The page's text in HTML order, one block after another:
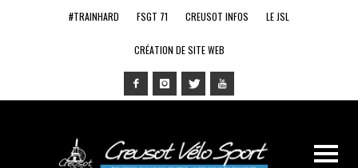
#TRAINHARD FSGT 71 CREUSOT INFOS LE JSL
CRÉATION DE SITE WEB